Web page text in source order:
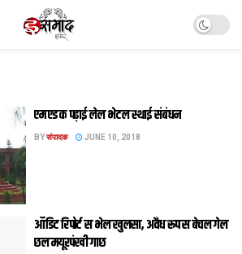
एम एड क पढ़ाई लेल भेटल स्थाई संबंधन
BYसंपादक JUNE 10, 2018
ऑडिट रिपोर्ट स भेल खुलसा, अवैध रूप स बेचल गेल
छल मयूरपंखी गाछ